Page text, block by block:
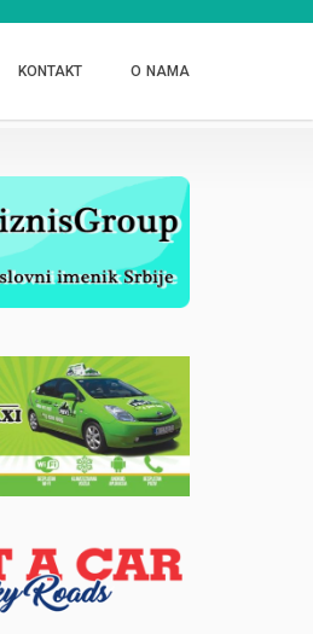
KONTAKT O NAMA